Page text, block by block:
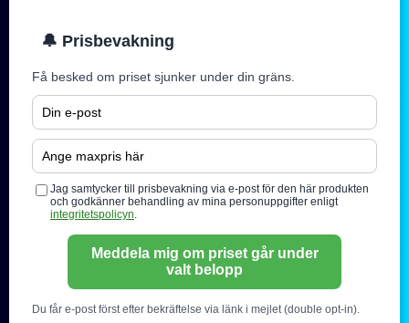
🔔 Prisbevakning
Få besked om priset sjunker under din gräns.
Jag samtycker till prisbevakning via e-post för den här produkten
och godkänner behandling av mina personuppgifter enligt
integritetspolicyn.
Meddela mig om priset går under
valt belopp
Du får e-post först efter bekräftelse via länk i mejlet (double opt-in).